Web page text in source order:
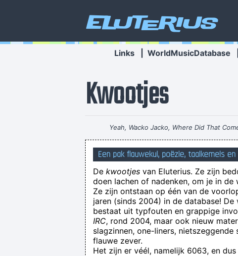
Eluterius
Links WorldMusicDatabase
Kwootjes
Yeah, Wacko Jacko, Where Did That
durch entsprechende
Een pak flauwekul, poëzie, taalkemels
De kwootjes van Eluterius. Ze zijn
doen lachen of nadenken, om je in
Ze zijn ontstaan op één van de
jaren (sinds 2004) in de database!
bestaat uit typfouten en grappige
IRC, rond 2004, maar ook nieuw
slagzinnen, one-liners,
flauwe zever.
Het zijn er véél, namelijk 6063, en